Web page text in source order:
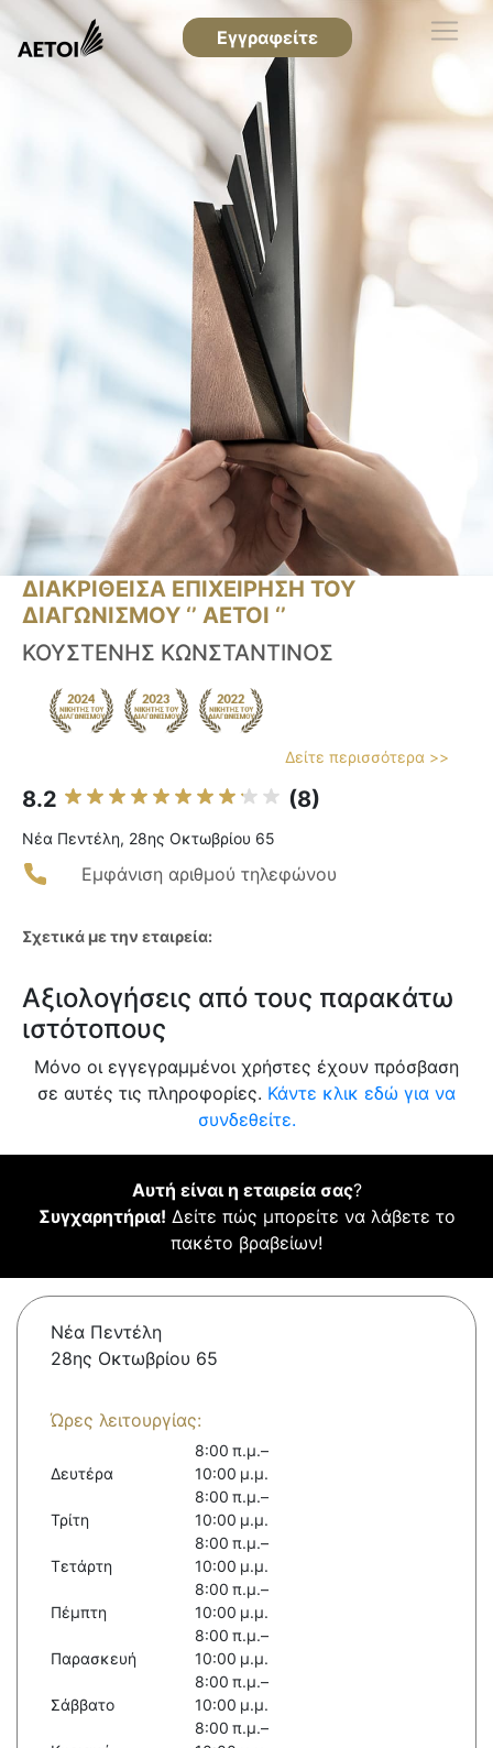
Εγγραφείτε
ΔΙΑΚΡΙΘΕΙΣΑ ΕΠΙΧΕΙΡΗΣΗ ΤΟΥ
ΔΙΑΓΩΝΙΣΜΟΥ ‘’ ΑΕΤΟΙ ‘’
ΚΟΥΣΤΕΝΗΣ ΚΩΝΣΤΑΝΤΙΝΟΣ
Δείτε περισσότερα >>
8.2 (8)
Νέα Πεντέλη, 28ης Οκτωβρίου 65
Εμφάνιση αριθμού τηλεφώνου
Σχετικά με την εταιρεία:
Αξιολογήσεις από τους παρακάτω
ιστότοπους
Μόνο οι εγγεγραμμένοι χρήστες έχουν πρόσβαση
σε αυτές τις πληροφορίες. Κάντε κλικ εδώ για να
συνδεθείτε.
Αυτή είναι η εταιρεία σας?
Συγχαρητήρια! Δείτε πώς μπορείτε να λάβετε το
πακέτο βραβείων!
Νέα Πεντέλη
28ης Οκτωβρίου 65
Ώρες λειτουργίας:
Δευτέρα
8:00 π.μ.–
10:00 μ.μ.
Τρίτη
8:00 π.μ.–
10:00 μ.μ.
Τετάρτη
8:00 π.μ.–
10:00 μ.μ.
Πέμπτη
8:00 π.μ.–
10:00 μ.μ.
Παρασκευή
8:00 π.μ.–
10:00 μ.μ.
Σάββατο
8:00 π.μ.–
10:00 μ.μ.
8:00 π.μ.–